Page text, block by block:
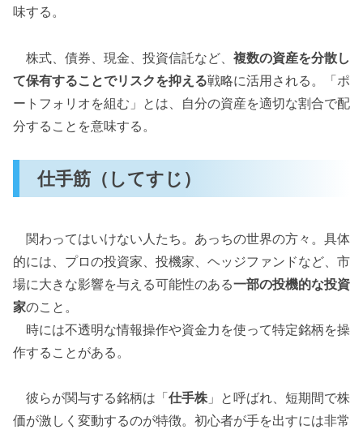
味する。
株式、債券、現金、投資信託など、 複数の資産を分散し
て保有することでリスクを抑える戦略に活用される。「ポ
ートフォリオを組む」とは、自分の資産を適切な割合で配
分することを意味する。
仕手筋（してすじ）
関わってはいけない人たち。あっちの世界の方々。具体
的には、プロの投資家、投機家、ヘッジファンドなど、市
場に大きな影響を与える可能性のある一部の投機的な投資
家のこと。
時には不透明な情報操作や資金力を使って特定銘柄を操
作することがある。
彼らが関与する銘柄は「仕手株」と呼ばれ、短期間で株
価が激しく変動するのが特徴。初心者が手を出すには非常